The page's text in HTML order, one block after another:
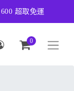
超取免運
0